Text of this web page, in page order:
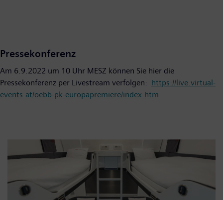
Pressekonferenz
Am 6.9.2022 um 10 Uhr MESZ können Sie hier die
Pressekonferenz per Livestream verfolgen: https://live.virtual-
events.at/oebb-pk-europapremiere/index.htm